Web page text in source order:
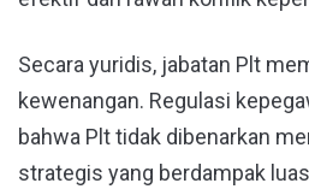
Secara yuridis, jabatan Plt
kewenangan. Regulasi
bahwa Plt tidak dibenarkan
strategis yang berdampak